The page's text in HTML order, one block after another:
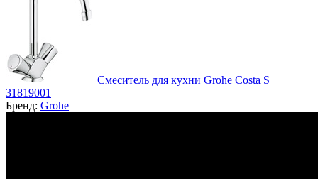
Смеситель для кухни Grohe Costa S
31819001
Бренд: Grohe